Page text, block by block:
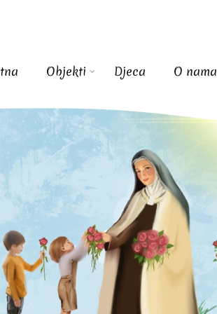
Objekti Djeca O nama